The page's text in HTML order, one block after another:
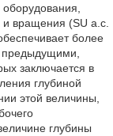
вращения (SU а.с.
более
предыдущими,
заключается в
глубиной
этой величины,
глубины